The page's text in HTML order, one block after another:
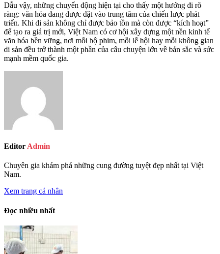
Dẫu vậy, những chuyển động hiện tại cho thấy một hướng đi rõ
ràng: văn hóa đang được đặt vào trung tâm của chiến lược phát
triển. Khi di sản không chỉ được bảo tồn mà còn được “kích hoạt”
để tạo ra giá trị mới, Việt Nam có cơ hội xây dựng một nền kinh tế
văn hóa bền vững, nơi mỗi bộ phim, mỗi lễ hội hay mỗi không gian
di sản đều trở thành một phần của câu chuyện lớn về bản sắc và sức
mạnh mềm quốc gia.
Editor Admin
Chuyên gia khám phá những cung đường tuyệt đẹp nhất tại Việt
Nam.
Xem trang cá nhân
Đọc nhiều nhất